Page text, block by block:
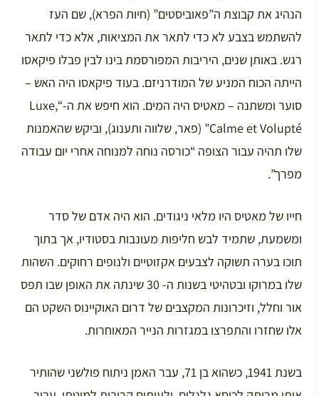
הנהיג את קבוצת ה”פאוביסטים” (חיות הפרא), שם העז
להשתמש בצבע לא כדי לתאר את המציאות, אלא כדי לתאר
רגש. באותן שנים, היריבות המפורסמת בינו לבין פבלו פיקאסו
הייתה הכוח המניע של המודרניזם. בעוד פיקאסו היה האש –
סוער ומשתנה – מאטיס היה המים. הוא חיפש את ה-“Luxe,
Calme et Volupté” (פאר, שלווה ותענוג), וביקש שהאמנות
שלו תהיה עבור הצופה “כורסה נוחה למנוחה אחרי יום עבודה
מפרך”.
חייו של מאטיס היו מלאי ניגודים. הוא היה אדם של סדר
ומשמעת, שתמיד לבש חליפות מעונבות בסטודיו, אך בתוך
תוכו בערה תשוקה לצבעים אקזוטיים ולנופים רחוקים. השהות
שלו במרוקו ובטהיטי בשנות ה- 30 שינתה את האופן שבו תפס
אור וחלל, וזיכרונות המקצבים של דרום האוקיינוס השקט הם
אלו שחזרו והתפרצו במגזרות הנייר המאוחרות.
בשנת 1941, כשהוא בן 71, עבר האמן ניתוח פולשני שהותיר